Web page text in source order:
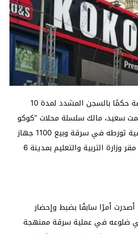
أصدرت المحكمة المختصة حكمًا بالسجن المشدد لمدة 10
سعيد، مالك سلسلة محلات “كوكو
آند إس”، وذلك على خلفية تورطه في سرقة وبيع 1100 جهاز
تابلت تعليمي من داخل مقر وزارة التربية والتعليم بمدينة 6
أصدرت أمرًا سابقًا بضبط وإحضار
ضلوعه في عملية سرقة ممنهجة